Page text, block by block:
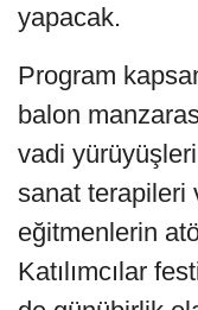
yapacak.
Program
balon
vadi
sanat terapileri
eğitmenlerin
Katılımcılar